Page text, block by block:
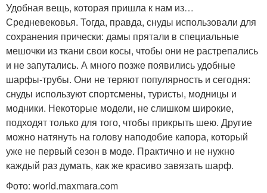
Удобная вещь, которая пришла к нам из…
Средневековья. Тогда, правда, снуды использовали для
сохранения прически: дамы прятали в специальные
мешочки из ткани свои косы, чтобы они не растрепались
и не запутались. А много позже появились удобные
шарфы-трубы. Они не теряют популярность и сегодня:
снуды используют спортсмены, туристы, модницы и
модники. Некоторые модели, не слишком широкие,
подходят только для того, чтобы прикрыть шею. Другие
можно натянуть на голову наподобие капора, который
уже не первый сезон в моде. Практично и не нужно
каждый раз думать, как же красиво завязать шарф.
Фото: world.maxmara.com